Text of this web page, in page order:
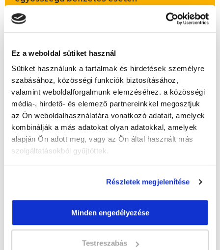
Ez a weboldal sütiket használ
Sütiket használunk a tartalmak és hirdetések személyre
szabásához, közösségi funkciók biztosításához,
valamint weboldalforgalmunk elemzéséhez. a közösségi
média-, hirdető- és elemező partnereinkkel megosztjuk
az Ön weboldalhasználatára vonatkozó adatait, amelyek
kombinálják a más adatokat olyan adatokkal, amelyek
alapján Ön adott meg, vagy az Ön által használt más
szolgáltatásokból gyűjtöttek.
Részletek megjelenítése
Minden engedélyezése
Testreszabás
Vizsgadíj:
Vizsgadíj várható összege
A csoport a meghirdetett időpontban
biztosan indul!
Lehet még csatlakozni?Igen
Jelentkezem!
" F " csoport
Indulás időpontja:2026-09-25
309 000 Ft
egyösszegű befizetés esetén
80 000 Ft